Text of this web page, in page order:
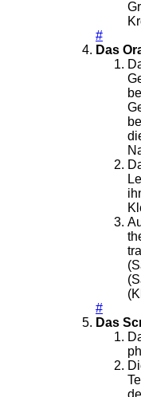
#
Das
#
Das